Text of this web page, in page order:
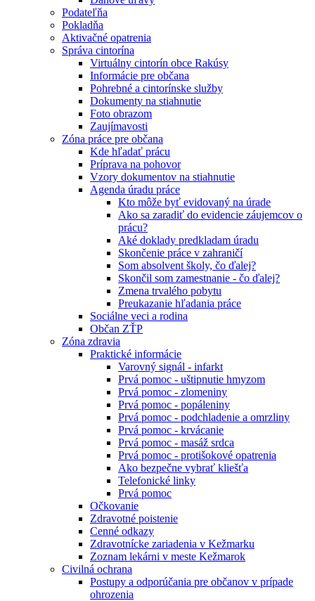
Podateľňa
Pokladňa
Aktivačné opatrenia
Správa cintorína
Virtuálny cintorín obce Rakúsy
Informácie pre občana
Pohrebné a cintorínske služby
Dokumenty na stiahnutie
Foto obrazom
Zaujímavosti
Zóna práce pre občana
Kde hľadať prácu
Príprava na pohovor
Vzory dokumentov na stiahnutie
Agenda úradu práce
Kto môže byť evidovaný na úrade
Ako sa zaradiť do evidencie záujemcov o
prácu?
Aké doklady predkladam úradu
Skončenie práce v zahraničí
Som absolvent školy, čo ďalej?
Skončil som zamestnanie - čo ďalej?
Zmena trvalého pobytu
Preukazanie hľadania práce
Sociálne veci a rodina
Občan ZŤP
Zóna zdravia
Praktické informácie
Varovný signál - infarkt
Prvá pomoc - uštipnutie hmyzom
Prvá pomoc - zlomeniny
Prvá pomoc - popáleniny
Prvá pomoc - podchladenie a omrzliny
Prvá pomoc - krvácanie
Prvá pomoc - masáž srdca
Prvá pomoc - protišokové opatrenia
Ako bezpečne vybrať kliešťa
Telefonické linky
Prvá pomoc
Očkovanie
Zdravotné poistenie
Cenné odkazy
Zdravotnícke zariadenia v Kežmarku
Zoznam lekárni v meste Kežmarok
Civilná ochrana
Postupy a odporúčania pre občanov v prípade
ohrozenia